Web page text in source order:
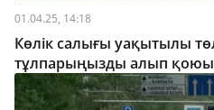
01.04.25, 14:18
Көлік салығы уақытылы
тұлпарыңызды алып қоюы